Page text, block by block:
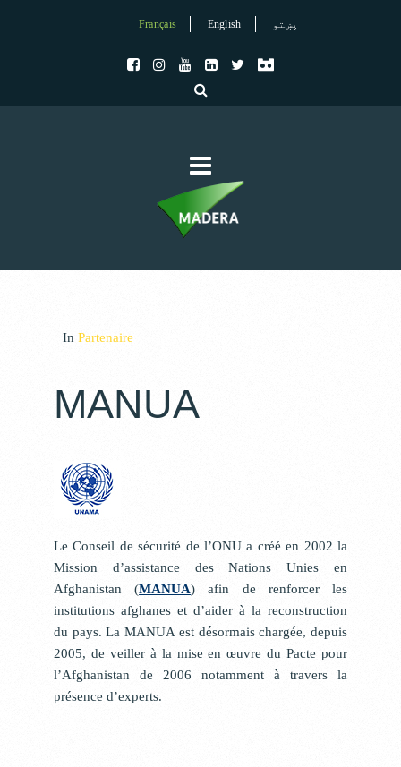
Français English پښتو
In Partenaire
MANUA
Le Conseil de sécurité de l’ONU a créé en 2002 la
Mission d’assistance des Nations Unies en
Afghanistan (MANUA) afin de renforcer les
institutions afghanes et d’aider à la reconstruction
du pays. La MANUA est désormais chargée, depuis
2005, de veiller à la mise en œuvre du Pacte pour
l’Afghanistan de 2006 notamment à travers la
présence d’experts.